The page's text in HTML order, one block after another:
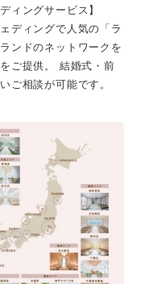
ィングサービス】
ディングで人気の「ラ
ンドのネットワークを
ご提供。 結婚式・前
ご相談が可能です。